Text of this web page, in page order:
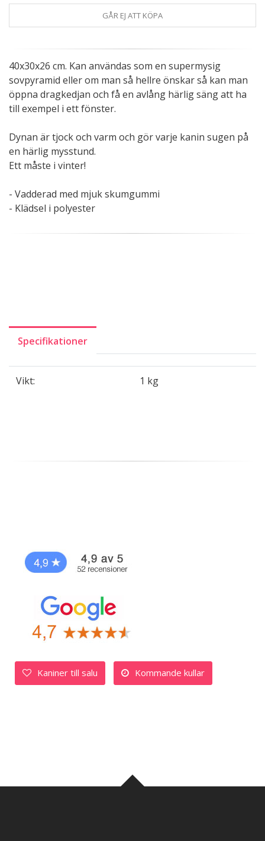
GÅR EJ ATT KÖPA
40x30x26 cm. Kan användas som en supermysig
sovpyramid eller om man så hellre önskar så kan man
öppna dragkedjan och få en avlång härlig säng att ha
till exempel i ett fönster.
Dynan är tjock och varm och gör varje kanin sugen på
en härlig mysstund.
Ett måste i vinter!
- Vadderad med mjuk skumgummi
- Klädsel i polyester
Specifikationer
Vikt: 1 kg
Kaniner till salu Kommande kullar